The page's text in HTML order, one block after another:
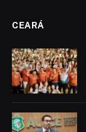
CEARÁ